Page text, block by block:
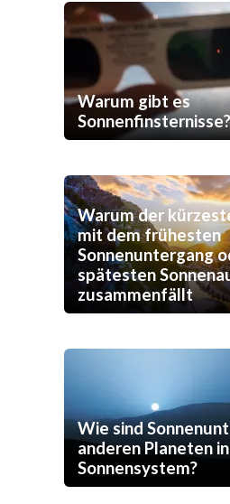
Warum gibt es
Sonnenfinsternisse?
Warum der
mit dem frühesten
Sonnenuntergang
spätesten
zusammenfällt
Wie sind
anderen Planeten
Sonnensystem?